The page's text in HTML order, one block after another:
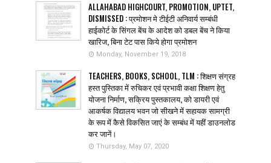
ALLAHABAD HIGHCOURT, PROMOTION, UPTET,
DISMISSED : प्रमोशन मे टीईटी अनिवार्य सम्बंधी
हाईकोर्ट के सिंगल बेंच के आदेश को डबल बेंच ने किया
खारिज, बिना टेट पास किये होगा प्रमोशन
Monday, November 19, 2018
TEACHERS, BOOKS, SCHOOL, TLM : शिक्षण संग्रह
हस्त पुस्तिका में रुचिकर एवं प्रभावी कक्षा शिक्षण हेतु
योजना निर्माण, सक्रिय पुस्तकालय, को डायरी एवं
आकर्षक विद्यालय भवन जो सीखने में सहायक सामग्री
के रूप में कैसे विकसित जाएं के सम्बंध में यहीं डाउनलोड
कर जानें।
Thursday, May 07, 2020